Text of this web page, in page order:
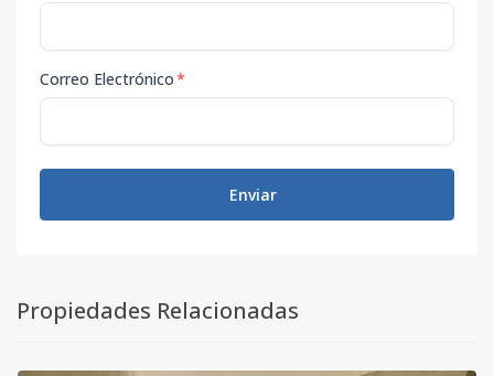
Correo Electrónico*
Enviar
Propiedades Relacionadas